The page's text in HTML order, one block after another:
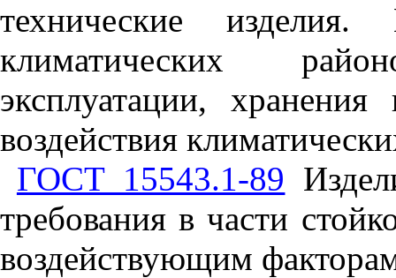
технические
климатических
эксплуатации,
воздействия
ГОСТ 15543.1-89
требования в части
воздействующим